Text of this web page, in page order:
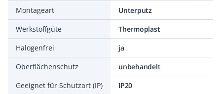
Montageart
Unterputz
Werkstoffgüte
Thermoplast
Halogenfrei
ja
Oberflächenschutz
unbehandelt
Geeignet für Schutzart (IP)
IP20